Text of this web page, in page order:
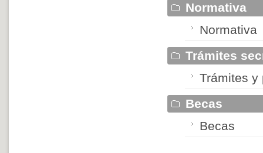
Normativa
Normativa
Trámites
Trámites y
Becas
Becas